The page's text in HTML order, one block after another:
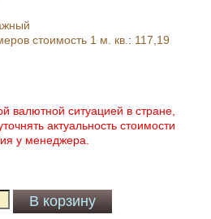
стоимость 1 м. кв.: 117,19
валютной ситуацией в стране,
актуальность стоимости
у менеджера.